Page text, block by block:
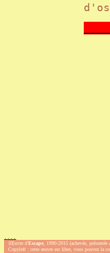
d'
[Œuvre d'Escape, 1990-2015 (achevée,
Copyleft : cette œuvre est libre, vous pouvez la